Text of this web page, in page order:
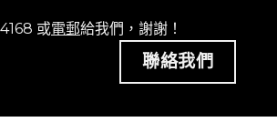
或電郵給我們，謝謝！
聯絡我們